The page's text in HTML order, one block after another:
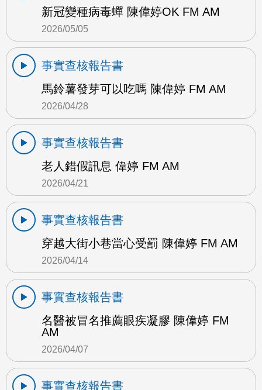
新冠變種病毒蟬 陳偉婷OK FM AM
2026/05/05
事實查核報告書
馬鈴薯發芽可以吃嗎 陳偉婷 FM AM
2026/04/28
事實查核報告書
老人錯假訊息 偉婷 FM AM
2026/04/21
事實查核報告書
穿越大街小巷當心受罰 陳偉婷 FM AM
2026/04/14
事實查核報告書
名醫被冒名推薦眼疾凝膠 陳偉婷 FM
AM
2026/04/07
事實查核報告書